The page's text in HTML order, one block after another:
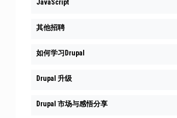
JavaScript
其他招聘
如何学习Drupal
Drupal 升级
Drupal 市场与感悟分享